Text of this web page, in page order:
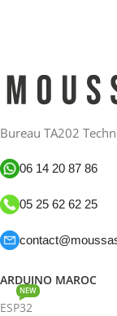
Bureau TA202
06 14 20 87 86
05 25 62 62 25
ARDUINO MAROC
ESP32
NEW